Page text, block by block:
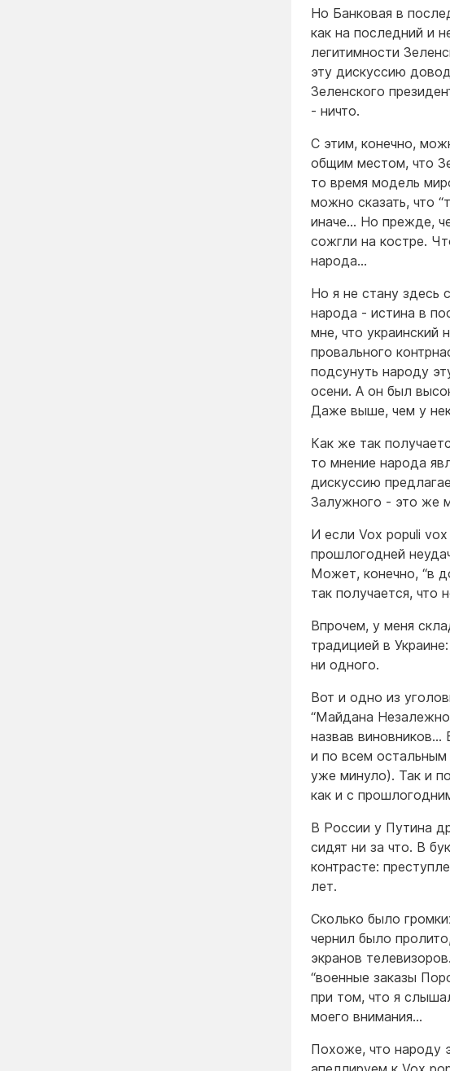
Но Банковая в
как на последний и
легитимности
эту дискуссию
Зеленского
- ничто.
С этим, конечно,
общим местом, что
то время модель
можно сказать, что
иначе… Но прежде,
сожгли на костре.
народа…
Но я не стану здесь
народа - истина в
мне, что украинский
провального
подсунуть народу
осени. А он был
Даже выше, чем у
Как же так
то мнение народа
дискуссию
Залужного - это же
И если Vox populi
прошлогодней
Может, конечно, “в
так получается, что
Впрочем, у меня
традицией в
ни одного.
Вот и одно из
“Майдана
назвав виновников…
и по всем остальным
уже минуло). Так и
как и с
В России у Путина
сидят ни за что. В
контрасте:
лет.
Сколько было
чернил было
экранов
“военные заказы
при том, что я
моего внимания…
Похоже, что народу